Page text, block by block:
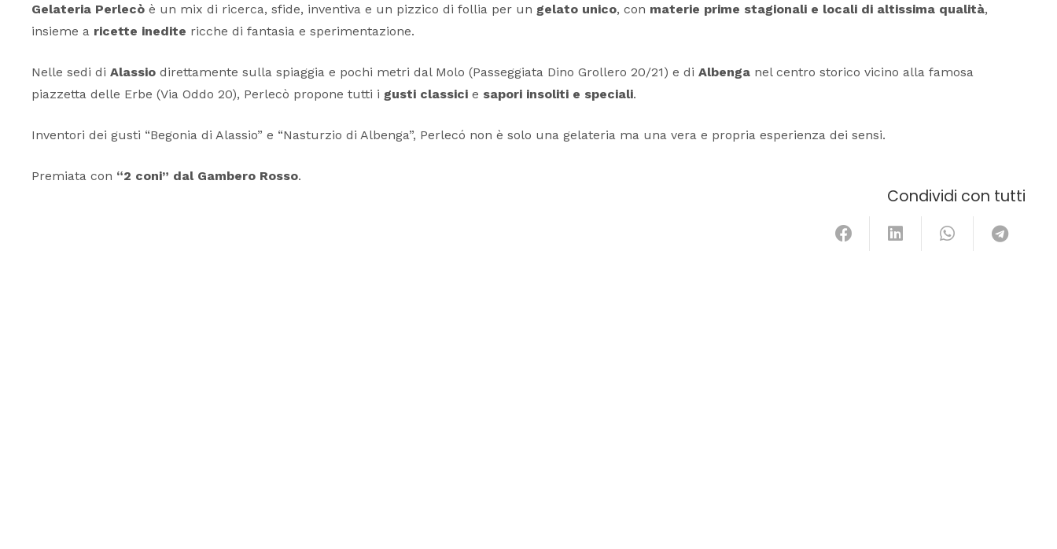
Gelateria Perlecò è un mix di ricerca, sfide, inventiva e un pizzico di follia per un gelato unico, con materie prime stagionali e locali di altissima qualità,
insieme a ricette inedite ricche di fantasia e sperimentazione.
Nelle sedi di Alassio direttamente sulla spiaggia e pochi metri dal Molo (Passeggiata Dino Grollero 20/21) e di Albenga nel centro storico vicino alla famosa
piazzetta delle Erbe (Via Oddo 20), Perlecò propone tutti i gusti classici e sapori insoliti e speciali.
Inventori dei gusti “Begonia di Alassio” e “Nasturzio di Albenga”, Perlecó non è solo una gelateria ma una vera e propria esperienza dei sensi.
Premiata con “2 coni” dal Gambero Rosso.
Condividi con tutti